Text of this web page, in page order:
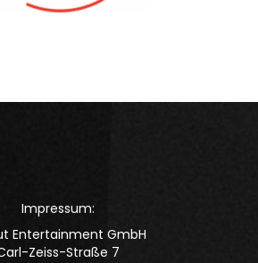
Impressum:
Entertainment GmbH
Zeiss-Straße 7